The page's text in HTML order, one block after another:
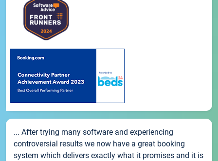
... After trying many software and experiencing
controversial results we now have a great booking
system which delivers exactly what it promises and it is